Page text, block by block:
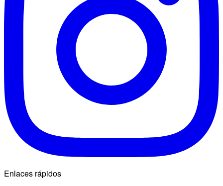
Enlaces rápidos